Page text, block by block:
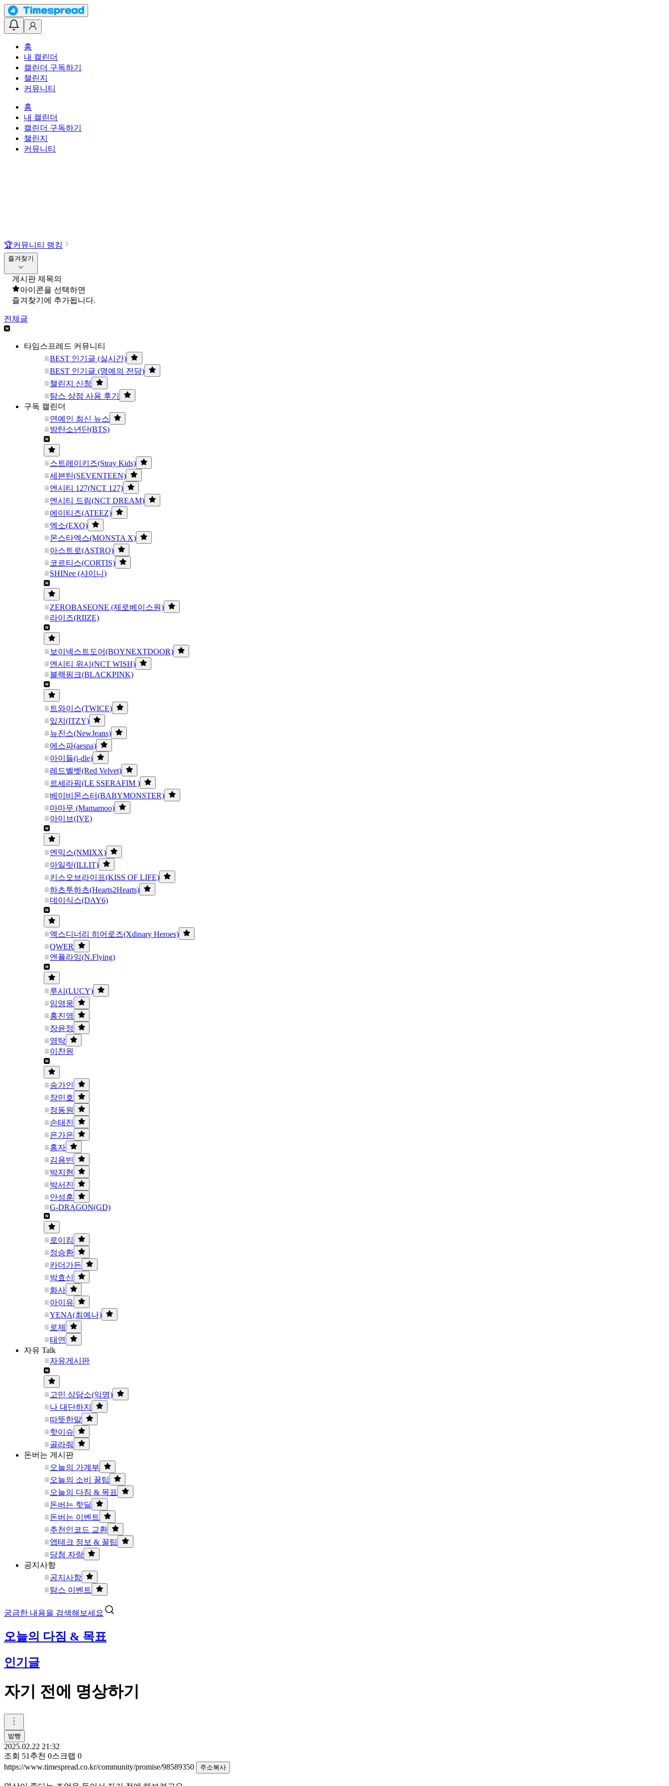
홈
내 캘린더
캘린더 구독하기
챌린지
커뮤니티
홈
내 캘린더
캘린더 구독하기
챌린지
커뮤니티
🏆커뮤니티 랭킹
즐겨찾기
게시판 제목의
아이콘을 선택하면
즐겨찾기에 추가됩니다.
전체글
타임스프레드 커뮤니티
BEST 인기글 (실시간)
BEST 인기글 (명예의 전당)
챌린지 신청
탐스 상점 사용 후기
구독 캘린더
연예인 최신 뉴스
방탄소년단(BTS)
스트레이키즈(Stray Kids)
세븐틴(SEVENTEEN)
엔시티 127(NCT 127)
엔시티 드림(NCT DREAM)
에이티즈(ATEEZ)
엑소(EXO)
몬스타엑스(MONSTA X)
아스트로(ASTRO)
코르티스(CORTIS)
SHINee (샤이니)
ZEROBASEONE (제로베이스원)
라이즈(RIIZE)
보이넥스트도어(BOYNEXTDOOR)
엔시티 위시(NCT WISH)
블랙핑크(BLACKPINK)
트와이스(TWICE)
있지(ITZY)
뉴진스(NewJeans)
에스파(aespa)
아이들(i-dle)
레드벨벳(Red Velvet)
르세라핌(LE SSERAFIM )
베이비몬스터(BABYMONSTER)
마마무 (Mamamoo)
아이브(IVE)
엔믹스(NMIXX)
아일릿(ILLIT)
키스오브라이프(KISS OF LIFE)
하츠투하츠(Hearts2Hearts)
데이식스(DAY6)
엑스디너리 히어로즈(Xdinary Heroes)
QWER
엔플라잉(N.Flying)
루시(LUCY)
임영웅
홍진영
장윤정
영탁
이찬원
송가인
장민호
정동원
손태진
은가은
홍자
김용빈
박지현
박서진
안성훈
G-DRAGON(GD)
로이킴
정승환
카더가든
박효신
화사
아이유
YENA(최예나)
로제
태연
자유 Talk
자유게시판
고민 상담소(익명)
나 대단하지
따뜻한말
핫이슈
골라줘
돈버는 게시판
오늘의 가계부
오늘의 소비 꿀팁
오늘의 다짐 & 목표
돈버는 핫딜
돈버는 이벤트
추천인코드 교환
앱테크 정보 & 꿀팁
당첨 자랑
공지사항
공지사항
탐스 이벤트
궁금한 내용을 검색해보세요
오늘의 다짐 & 목표
인기글
자기 전에 명상하기
밤빵
2025.02.22 21:32
조회 51 추천 0스크랩 0
https://www.timespread.co.kr/community/promise/98589350
주소복사